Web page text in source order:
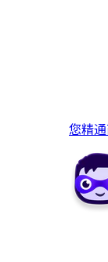
您精通